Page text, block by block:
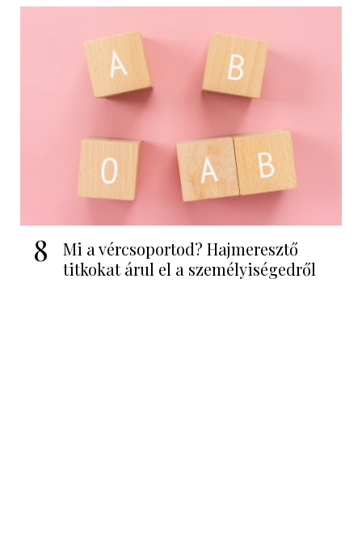
8
Mi a vércsoportod? Hajmeresztő
titkokat árul el a személyiségedről